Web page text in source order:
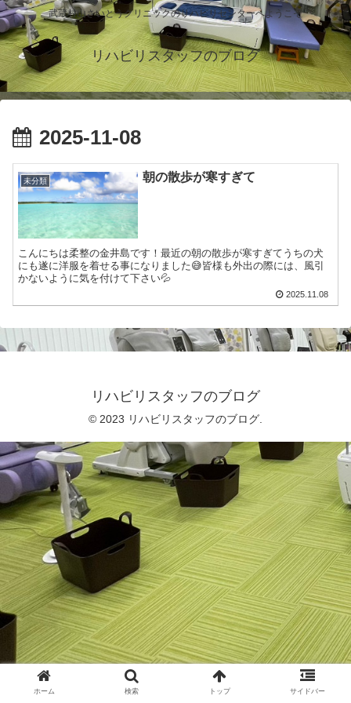
武蔵村山さいとうクリニックのリハビリセンターへようこそ
リハビリスタッフのブログ
2025-11-08
未分類 朝の散歩が寒すぎて
こんにちは柔整の金井島です！最近の朝の散歩が寒すぎてうちの犬
にも遂に洋服を着せる事になりました😅皆様も外出の際には、風引
かないように気を付けて下さい💦
2025.11.08
リハビリスタッフのブログ
© 2023 リハビリスタッフのブログ.
ホーム 検索 トップ サイドバー